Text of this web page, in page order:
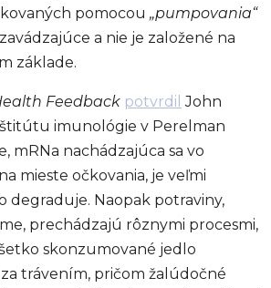
pomocou „pumpovania“
a nie je založené na
základe.
Feedback potvrdil John
imunológie v Perelman
mRNa nachádzajúca sa vo
mieste očkovania, je veľmi
degraduje. Naopak potraviny,
prechádzajú rôznymi procesmi,
skonzumované jedlo
trávením, pričom žalúdočné